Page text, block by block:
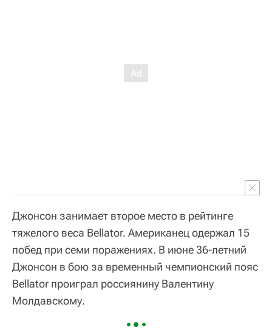
Джонсон занимает второе место в рейтинге
тяжелого веса Bellator. Американец одержал 15
побед при семи поражениях. В июне 36-летний
Джонсон в бою за временный чемпионский пояс
Bellator проиграл россиянину Валентину
Молдавскому.